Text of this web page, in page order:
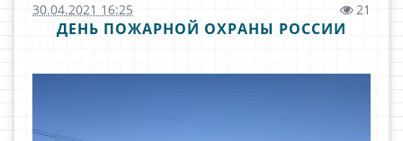
30.04.2021 16:25 21
ДЕНЬ ПОЖАРНОЙ ОХРАНЫ РОССИИ